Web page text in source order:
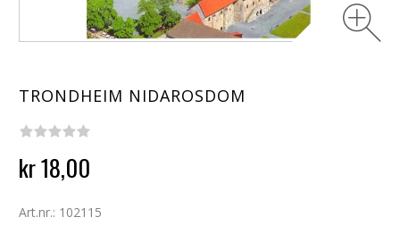
TRONDHEIM NIDAROSDOM
kr 18,00
Art.nr.: 102115